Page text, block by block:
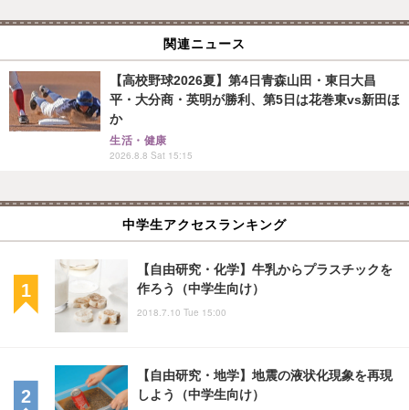
関連ニュース
【高校野球2026夏】第4日青森山田・東日大昌
平・大分商・英明が勝利、第5日は花巻東vs新田ほ
か
生活・健康
2026.8.8 Sat 15:15
中学生アクセスランキング
【自由研究・化学】牛乳からプラスチックを
作ろう（中学生向け）
2018.7.10 Tue 15:00
【自由研究・地学】地震の液状化現象を再現
しよう（中学生向け）